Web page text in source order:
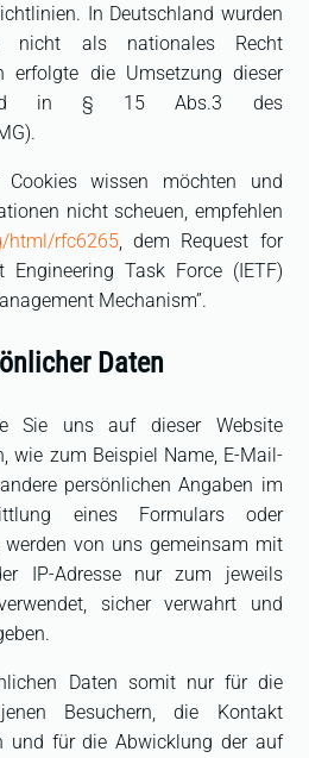
In Deutschland wurden
nicht als nationales Recht
erfolgte die Umsetzung dieser
in § 15 Abs.3 des
wissen möchten und
nicht scheuen, empfehlen
html/rfc6265, dem Request for
Engineering Task Force (IETF)
Mechanism”.
Daten
Sie uns auf dieser Website
wie zum Beispiel Name, E-Mail-
persönlichen Angaben im
eines Formulars oder
von uns gemeinsam mit
IP-Adresse nur zum jeweils
sicher verwahrt und
Daten somit nur für die
Besuchern, die Kontakt
und für die Abwicklung der auf